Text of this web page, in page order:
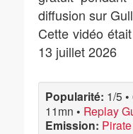
diffusion sur
Cette vidéo
13 juillet 2026
Popularité: 1/5 •
11mn • Replay
Emission: